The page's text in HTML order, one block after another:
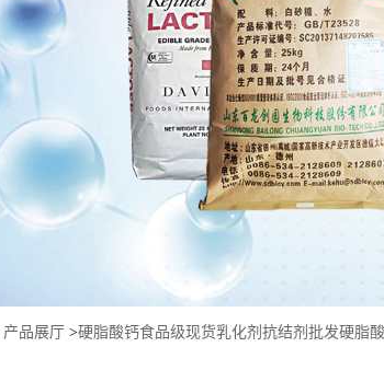
产品展厅 >硬脂酸钙食品级现货乳化剂抗结剂批发硬脂